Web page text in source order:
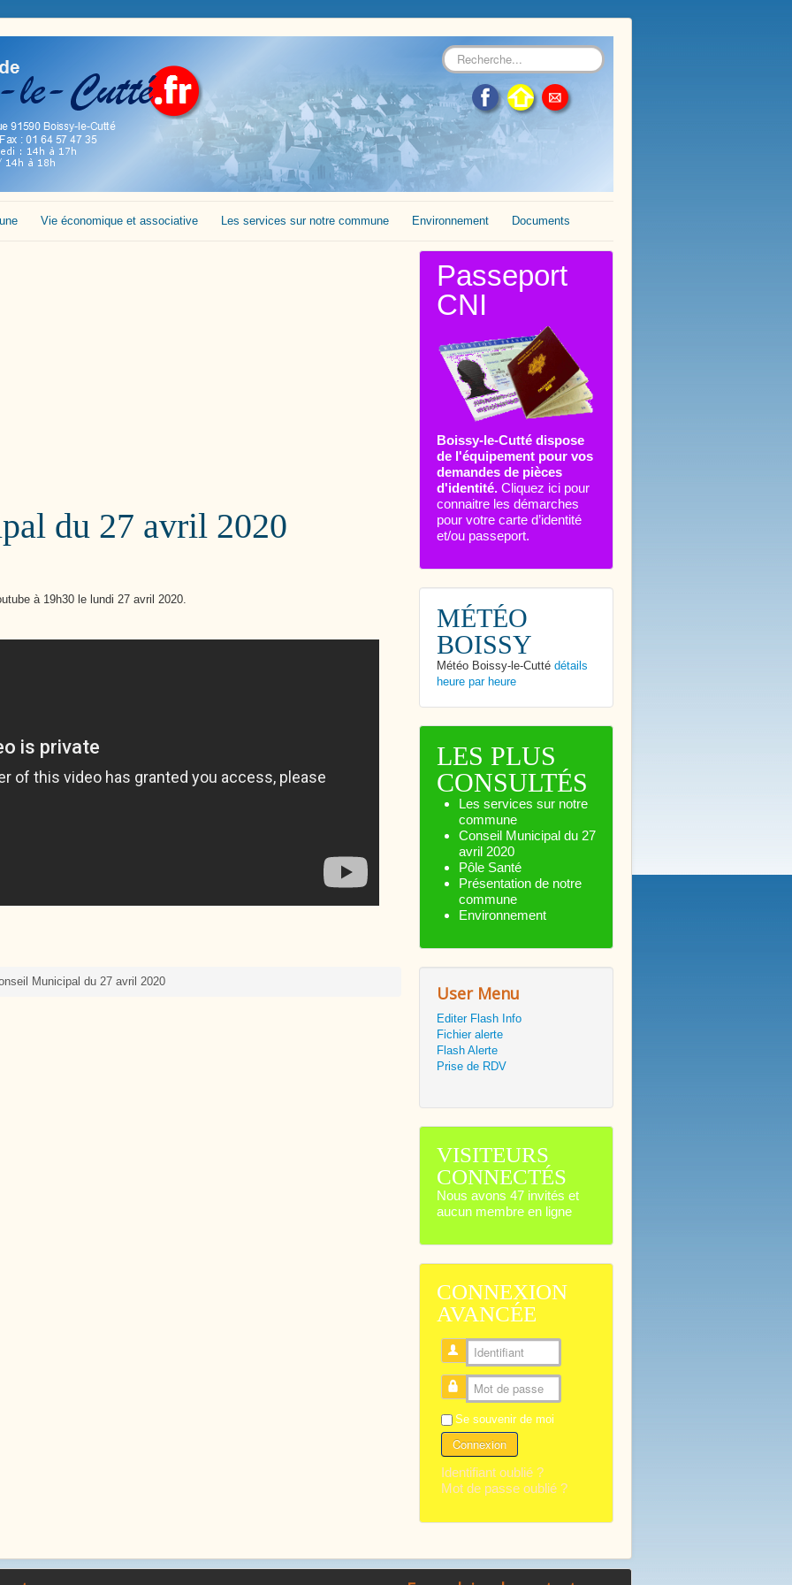
Rechercher
Vie économique et associative Les services sur notre commune Environnement Documents
du 27 avril 2020
à 19h30 le lundi 27 avril 2020.
Municipal du 27 avril 2020
Passeport
CNI
Boissy-le-Cutté dispose
de l'équipement pour vos
demandes de pièces
d'identité. Cliquez ici pour
connaitre les démarches
pour votre carte d’identité
et/ou passeport.
MÉTÉO
BOISSY
Météo Boissy-le-Cutté détails
heure par heure
LES PLUS
CONSULTÉS
Les services sur notre
commune
Conseil Municipal du 27
avril 2020
Pôle Santé
Présentation de notre
commune
Environnement
User Menu
Editer Flash Info
Fichier alerte
Flash Alerte
Prise de RDV
VISITEURS
CONNECTÉS
Nous avons 47 invités et
aucun membre en ligne
CONNEXION
AVANCÉE
Identifiant
Mot de passe
Se souvenir de moi
Connexion
Identifiant oublié ?
Mot de passe oublié ?